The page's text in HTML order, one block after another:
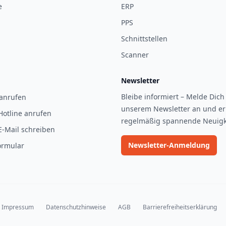
ERP
PPS
Schnittstellen
Scanner
anrufen
Mail schreiben
Newsletter
Bleibe informiert – Melde
unserem Newsletter an und
regelmäßig spannende
Newsletter-Anmeldung
Impressum Datenschutzhinweise AGB Barrierefreiheitserklärung